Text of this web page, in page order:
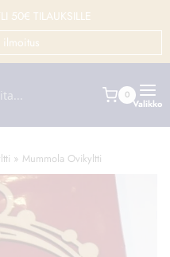
50€ TILAUKSILLE
ilmoitus
0
Valikko
» Mummola Ovikyltti